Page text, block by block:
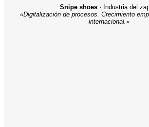
Snipe shoes· Industria del
«Digitalización de procesos. Crecimiento
internacional.»